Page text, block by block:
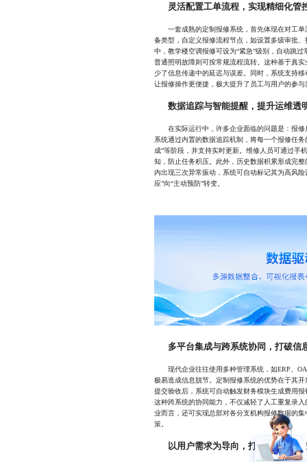
灵活配置工单流程，实现精细化管
一套成熟的定制报修系统，首先体现在对工单
备类型，自定义报修流程节点，如设置多级审批
中，教学楼空调报修可设为“紧急”级别，自动跳
普通照明故障则可按常规流程流转。这种基于真
少了信息传递中的延迟与误差。同时，系统支持
让报修操作更便捷，极大提升了员工与用户的参与
数据追踪与智能提醒，提升运维透
在实际运行中，许多企业面临的问题是：报修
系统通过内置的数据追踪机制，将每一个报修任务
成”等阶段，并支持实时更新。维修人员可通过手
知，防止任务积压。此外，历史数据积累形成完
内出现三次异常振动，系统可自动标记其为高风
应”向“主动预防”转变。
多平台集成与跨系统协同，打破信
现代企业往往使用多种管理系统，如ERP、OA
极易造成信息脱节。定制报修系统的优势在于其
提交验收后，系统可自动触发财务模块生成费用
这种跨系统的协同能力，不仅减轻了人工重复录
业而言，还可实现总部对各分支机构报修数据的
策。
以用户需求为导向，打造专属解决